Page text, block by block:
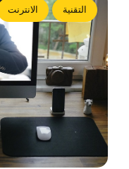
التقنية الانترنت